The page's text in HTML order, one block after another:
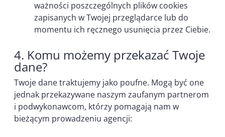
ważności poszczególnych plików cookies
zapisanych w Twojej przeglądarce lub do
momentu ich ręcznego usunięcia przez Ciebie.
4. Komu możemy przekazać Twoje
dane?
Twoje dane traktujemy jako poufne. Mogą być one
jednak przekazywane naszym zaufanym partnerom
i podwykonawcom, którzy pomagają nam w
bieżącym prowadzeniu agencji: